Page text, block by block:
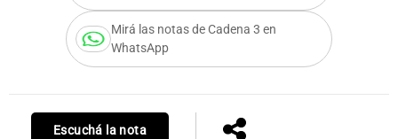
Mirá las notas de Cadena 3 en
WhatsApp
Escuchá la nota